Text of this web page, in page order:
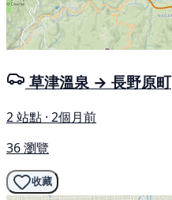
草津溫泉 → 長野原町
2 站點 · 2個月前
36 瀏覽
收藏